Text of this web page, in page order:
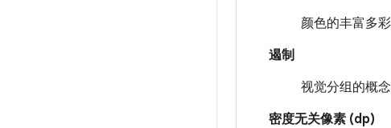
颜色的丰富多
遏制
视觉分组的概
密度无关像素 (dp)